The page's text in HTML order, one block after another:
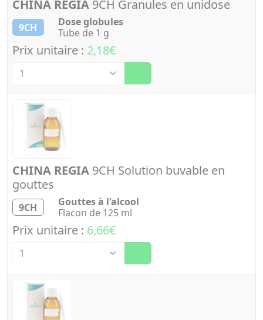
CHINA REGIA 9CH Granules en unidose
9CH
Dose globules
Tube de 1 g
Prix unitaire : 2,18€
CHINA REGIA 9CH Solution buvable en
gouttes
9CH
Gouttes à l'alcool
Flacon de 125 ml
Prix unitaire : 6,66€